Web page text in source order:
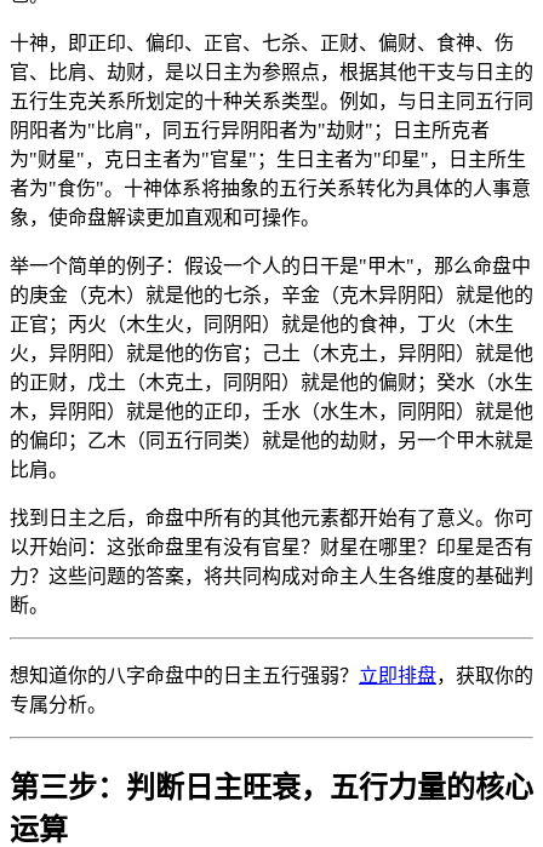
十神，即正印、偏印、正官、七杀、正财、偏财、食神、伤
官、比肩、劫财，是以日主为参照点，根据其他干支与日主的
五行生克关系所划定的十种关系类型。例如，与日主同五行同
阴阳者为"比肩"，同五行异阴阳者为"劫财"；日主所克者
为"财星"，克日主者为"官星"；生日主者为"印星"，日主所生
者为"食伤"。十神体系将抽象的五行关系转化为具体的人事意
象，使命盘解读更加直观和可操作。
举一个简单的例子：假设一个人的日干是"甲木"，那么命盘中
的庚金（克木）就是他的七杀，辛金（克木异阴阳）就是他的
正官；丙火（木生火，同阴阳）就是他的食神，丁火（木生
火，异阴阳）就是他的伤官；己土（木克土，异阴阳）就是他
的正财，戊土（木克土，同阴阳）就是他的偏财；癸水（水生
木，异阴阳）就是他的正印，壬水（水生木，同阴阳）就是他
的偏印；乙木（同五行同类）就是他的劫财，另一个甲木就是
比肩。
找到日主之后，命盘中所有的其他元素都开始有了意义。你可
以开始问：这张命盘里有没有官星？财星在哪里？印星是否有
力？这些问题的答案，将共同构成对命主人生各维度的基础判
断。
想知道你的八字命盘中的日主五行强弱？ 立即排盘，获取你的
专属分析。
第三步：判断日主旺衰，五行力量的核心
运算